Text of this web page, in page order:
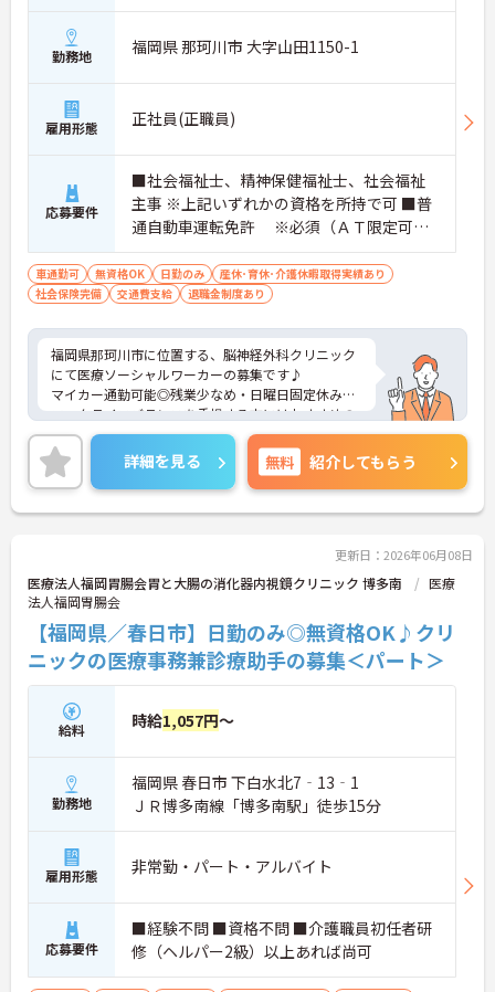
勤務地 福岡県 那珂川市 大字山田1150-1
雇用形態 正社員(正職員)
応募要件
■社会福祉士、精神保健福祉士、社会福祉
主事 ※上記いずれかの資格を所持で可 ■普
通自動車運転免許 ※必須（ＡＴ限定可）
■経験あれば尚可
車通勤可 無資格OK 日勤のみ
産休･育休･介護休暇取得実績あり
社会保険完備
交通費支給 退職金制度あり
福岡県那珂川市に位置する、脳神経外科クリニック
にて医療ソーシャルワーカーの募集です♪
マイカー通勤可能◎残業少なめ・日曜日固定休み◎
ワークライフバランスを重視する方にはおすすめの
求人です。
詳しいご説明をいたしますので、少しでも気になり
ましたら、ぜひお気軽にお問い合わせください！
詳細を見る 無料 紹介してもらう
更新日：2026年06月08日
医療法人福岡胃腸会胃と大腸の消化器内視鏡クリニック 博多南
医療
法人福岡胃腸会
【福岡県／春日市】日勤のみ◎無資格OK♪クリ
ニックの医療事務兼診療助手の募集＜パート＞
給料 時給1,057円～
勤務地
福岡県 春日市 下白水北7‐13‐1
ＪＲ博多南線「博多南駅」徒歩15分
雇用形態 非常勤・パート・アルバイト
応募要件
■経験不問 ■資格不問 ■介護職員初任者研
修（ヘルパー2級）以上あれば尚可